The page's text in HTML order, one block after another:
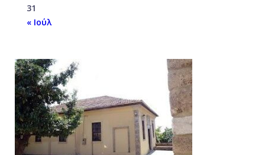
31
« Ιούλ